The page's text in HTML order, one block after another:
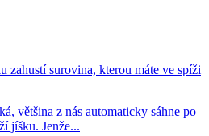
zahustí surovina, kterou máte ve spíži
většina z nás automaticky sáhne po
jíšku. Jenže...